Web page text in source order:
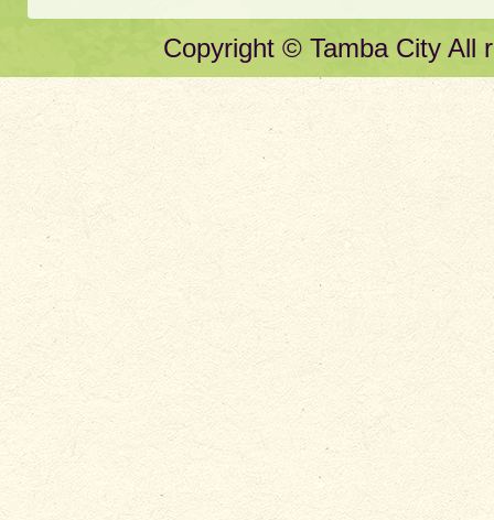
Copyright © Tamba City All